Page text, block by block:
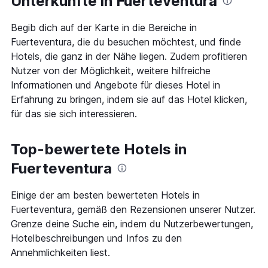
das
rückt.
Das
Diagramm
hat
1
X-
Achse,
die
die
Tage
vor
dem
anzeigt
Das
Diagramm
hat
1
Y-
Begib dich auf der Karte in die Bereiche in
Fuerteventura, die du besuchen möchtest, und finde
Hotels, die ganz in der Nähe liegen. Zudem profitieren
Nutzer von der Möglichkeit, weitere hilfreiche
Informationen und Angebote für dieses Hotel in
Erfahrung zu bringen, indem sie auf das Hotel klicken,
für das sie sich interessieren.
Top-bewertete Hotels in
Fuerteventura
Einige der am besten bewerteten Hotels in
Fuerteventura, gemäß den Rezensionen unserer Nutzer.
Grenze deine Suche ein, indem du Nutzerbewertungen,
Hotelbeschreibungen und Infos zu den
Annehmlichkeiten liest.